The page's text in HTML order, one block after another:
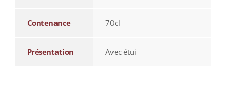
Contenance 70cl
Présentation Avec étui